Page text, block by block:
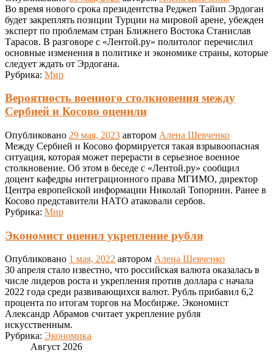
Во время нового срока президентства Реджеп Тайип Эрдоган
будет закреплять позиции Турции на мировой арене, убежден
эксперт по проблемам стран Ближнего Востока Станислав
Тарасов. В разговоре с «Лентой.ру» политолог перечислил
основные изменения в политике и экономике страны, которые
следует ждать от Эрдогана.
Рубрика: Мир
Вероятность военного столкновения между
Сербией и Косово оценили
Опубликовано 29 мая, 2023 автором Алена Шевченко
Между Сербией и Косово формируется такая взрывоопасная
ситуация, которая может перерасти в серьезное военное
столкновение. Об этом в беседе с «Лентой.ру» сообщил
доцент кафедры интеграционного права МГИМО, директор
Центра европейской информации Николай Топорнин. Ранее в
Косово представители НАТО атаковали сербов.
Рубрика: Мир
Экономист оценил укрепление рубля
Опубликовано 1 мая, 2022 автором Алена Шевченко
30 апреля стало известно, что российская валюта оказалась в
числе лидеров роста и укрепления против доллара с начала
2022 года среди развивающихся валют. Рубль прибавил 6,2
процента по итогам торгов на Мосбирже. Экономист
Александр Абрамов считает укрепление рубля
искусственным.
Рубрика: Экономика
Август 2026